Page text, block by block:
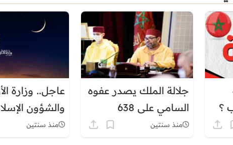
؟
جلالة الملك يصدر عفوه
السامي على 638
شخصا بمناسبة عيد
منذ سنتين
عاجل.. وزارة
والشؤون
موعد عيد
منذ سنتين